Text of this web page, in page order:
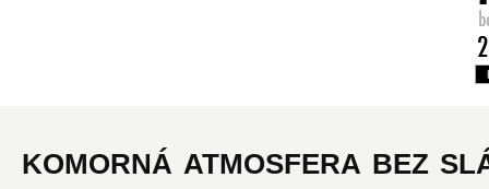
komorná atmosfera bez